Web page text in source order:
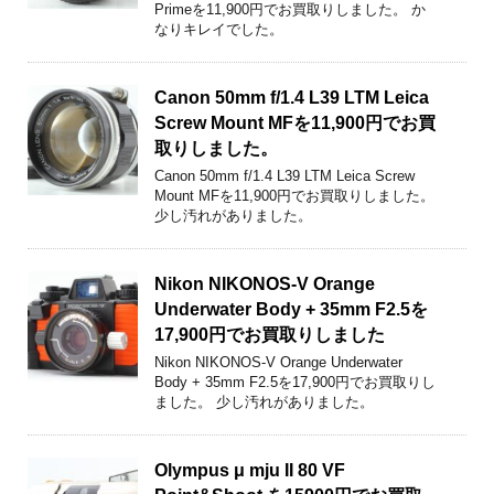
Primeを11,900円でお買取りしました。 か
なりキレイでした。
Canon 50mm f/1.4 L39 LTM Leica
Screw Mount MFを11,900円でお買
取りしました。
Canon 50mm f/1.4 L39 LTM Leica Screw
Mount MFを11,900円でお買取りしました。
少し汚れがありました。
Nikon NIKONOS-V Orange
Underwater Body + 35mm F2.5を
17,900円でお買取りしました
Nikon NIKONOS-V Orange Underwater
Body + 35mm F2.5を17,900円でお買取りし
ました。 少し汚れがありました。
Olympus μ mju II 80 VF